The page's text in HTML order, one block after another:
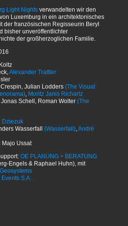
Light Nightsverwandelten wir den
Luxemburg in ein architektonisches
der französischen Regisseurin Beryl
bisher unveröffentlichter
der großherzoglichen Familie.
Alexander Trattler
Julian Lodders (The Visual
, Moritz Janis Richartz
Schell, Roman Wolter (The
Dziezuk
Wasserfall (Wasserfall),André
Majo Ussat
OE PLANUNG + BERATUNG
Engels & Raphael Huhn), mit
S.A.